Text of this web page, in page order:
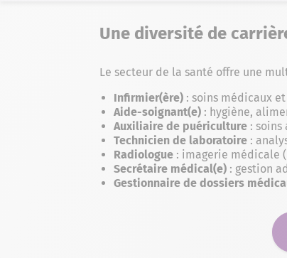
Une diversité de
Le secteur de la santé offre une
Infirmier(ère) : soins médicaux
Aide-soignant(e) : hygiène,
Auxiliaire de puériculture : soins
Technicien de laboratoire :
Radiologue : imagerie médicale
Secrétaire médical(e) : gestion
Gestionnaire de dossiers